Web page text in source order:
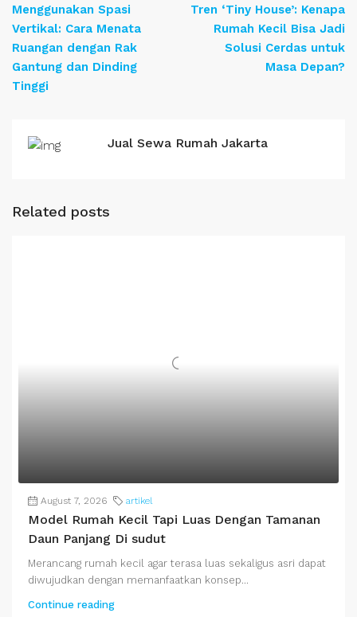
Menggunakan Spasi
Vertikal: Cara Menata
Ruangan dengan Rak
Gantung dan Dinding
Tinggi
Tren ‘Tiny House’: Kenapa
Rumah Kecil Bisa Jadi
Solusi Cerdas untuk
Masa Depan?
Jual Sewa Rumah Jakarta
Related posts
August 7, 2026 artikel
Model Rumah Kecil Tapi Luas Dengan Tamanan
Daun Panjang Di sudut
Merancang rumah kecil agar terasa luas sekaligus asri dapat
diwujudkan dengan memanfaatkan konsep...
Continue reading